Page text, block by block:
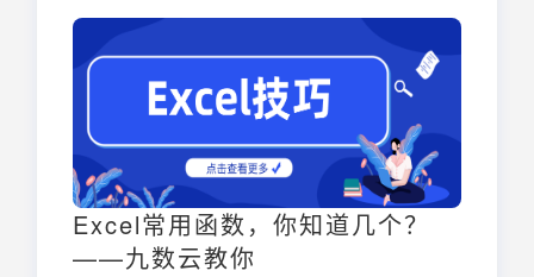
Excel常用函数，你知道几个？
——九数云教你